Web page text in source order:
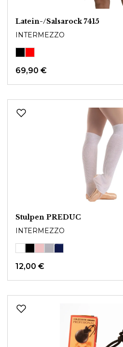
Latein-/Salsarock 7415
INTERMEZZO
69,90 €
Stulpen PREDUC
INTERMEZZO
12,00 €